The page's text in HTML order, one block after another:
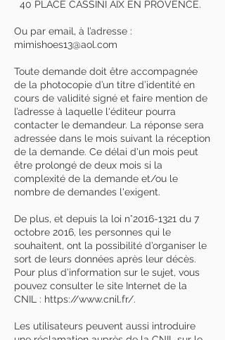
40 PLACE CASSINI AIX EN PROVENCE.
Ou par email, à l’adresse :
mimishoes13@aol.com
Toute demande doit être accompagnée
de la photocopie d’un titre d’identité en
cours de validité signé et faire mention de
l’adresse à laquelle l'éditeur pourra
contacter le demandeur. La réponse sera
adressée dans le mois suivant la réception
de la demande. Ce délai d'un mois peut
être prolongé de deux mois si la
complexité de la demande et/ou le
nombre de demandes l'exigent.
De plus, et depuis la loi n°2016-1321 du 7
octobre 2016, les personnes qui le
souhaitent, ont la possibilité d’organiser le
sort de leurs données après leur décès.
Pour plus d’information sur le sujet, vous
pouvez consulter le site Internet de la
CNIL : https://www.cnil.fr/.
Les utilisateurs peuvent aussi introduire